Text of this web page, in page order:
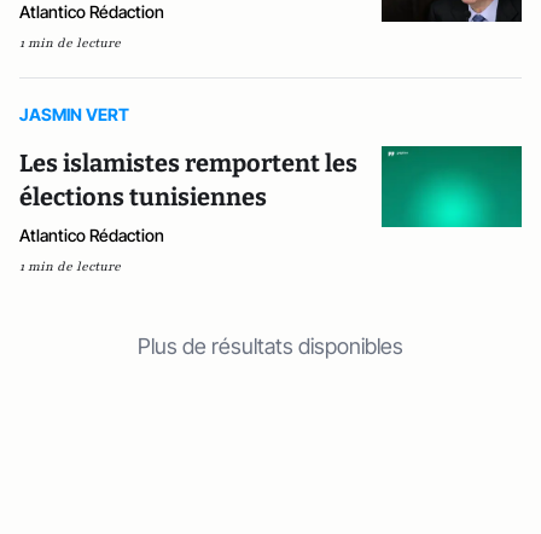
Atlantico Rédaction
1 min de lecture
JASMIN VERT
Les islamistes remportent les
élections tunisiennes
Atlantico Rédaction
1 min de lecture
Plus de résultats disponibles